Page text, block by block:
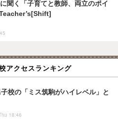
聞く「子育てと教師、両立のポイ
アクセスランキング
校の「ミス筑駒がハイレベル」と
18:46